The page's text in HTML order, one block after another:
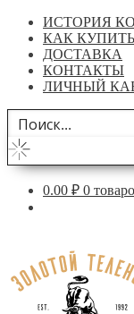
ИСТОРИЯ
КАК КУПИТЬ
ДОСТАВКА
КОНТАКТЫ
ЛИЧНЫЙ
0.00 ₽ 0
навигации
содержимому